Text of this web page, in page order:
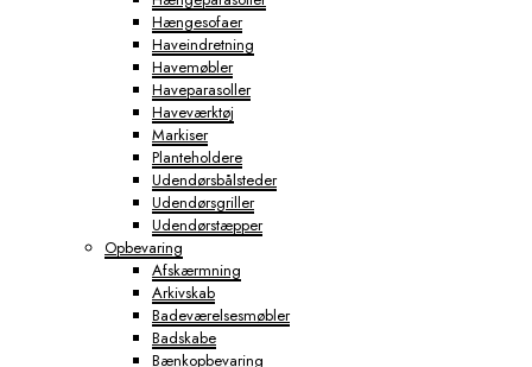
Hængesofaer
Haveindretning
Havemøbler
Haveparasoller
Haveværktøj
Markiser
Planteholdere
Udendørsbålsteder
Udendørsgriller
Udendørstæpper
Opbevaring
Afskærmning
Arkivskab
Badeværelsesmøbler
Badskabe
Bænkopbevaring